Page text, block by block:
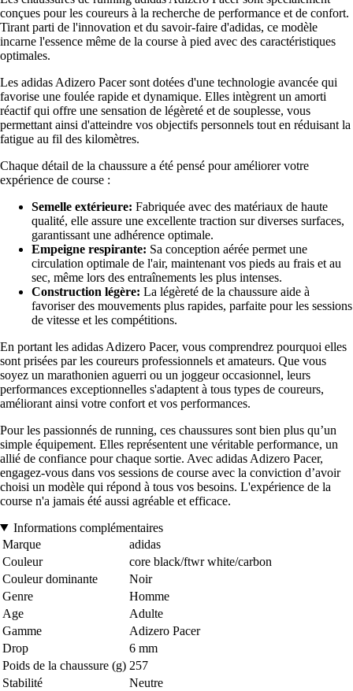
conçues pour les coureurs à la recherche de performance et de confort.
Tirant parti de l'innovation et du savoir-faire d'adidas, ce modèle
incarne l'essence même de la course à pied avec des caractéristiques
optimales.
Les adidas Adizero Pacer sont dotées d'une technologie avancée qui
favorise une foulée rapide et dynamique. Elles intègrent un amorti
réactif qui offre une sensation de légèreté et de souplesse, vous
permettant ainsi d'atteindre vos objectifs personnels tout en réduisant la
fatigue au fil des kilomètres.
Chaque détail de la chaussure a été pensé pour améliorer votre
expérience de course :
Semelle extérieure: Fabriquée avec des matériaux de haute
qualité, elle assure une excellente traction sur diverses surfaces,
garantissant une adhérence optimale.
Empeigne respirante: Sa conception aérée permet une
circulation optimale de l'air, maintenant vos pieds au frais et au
sec, même lors des entraînements les plus intenses.
Construction légère: La légèreté de la chaussure aide à
favoriser des mouvements plus rapides, parfaite pour les sessions
de vitesse et les compétitions.
En portant les adidas Adizero Pacer, vous comprendrez pourquoi elles
sont prisées par les coureurs professionnels et amateurs. Que vous
soyez un marathonien aguerri ou un joggeur occasionnel, leurs
performances exceptionnelles s'adaptent à tous types de coureurs,
améliorant ainsi votre confort et vos performances.
Pour les passionnés de running, ces chaussures sont bien plus qu’un
simple équipement. Elles représentent une véritable performance, un
allié de confiance pour chaque sortie. Avec adidas Adizero Pacer,
engagez-vous dans vos sessions de course avec la conviction d’avoir
choisi un modèle qui répond à tous vos besoins. L'expérience de la
course n'a jamais été aussi agréable et efficace.
Informations complémentaires
Marque
adidas
Couleur
core black/ftwr white/carbon
Couleur dominante
Noir
Genre
Homme
Age
Adulte
Gamme
Adizero Pacer
Drop
6 mm
Poids de la chaussure (g) 257
Stabilité
Neutre